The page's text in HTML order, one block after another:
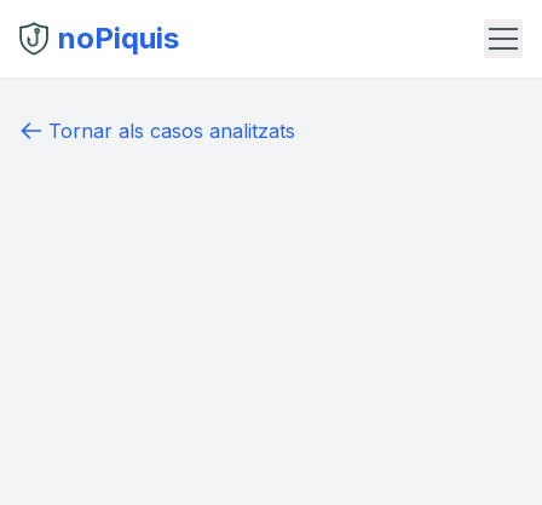
noPiquis
Tornar als casos analitzats